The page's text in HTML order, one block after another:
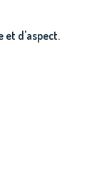
et d'aspect.